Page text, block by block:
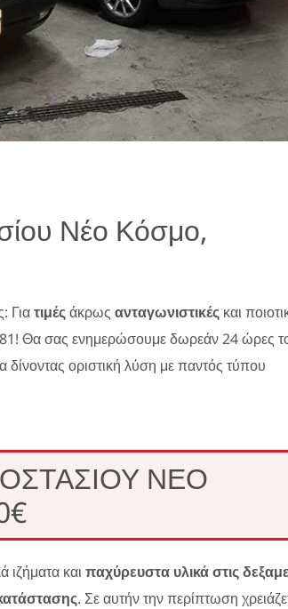
Νέο Κόσμο,
Γιατιμέςάκρως ανταγωνιστικές και
Θα σας ενημερώσουμε δωρεάν 24 ώρες
οριστική λύση με παντός τύπου
ΝΕΟ
και παχύρευστα υλικά στις
. Σε αυτήν την περίπτωση